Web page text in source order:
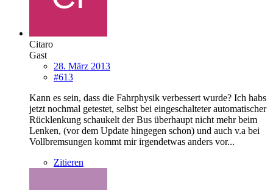
Citaro
Gast
28. März 2013
#613
Kann es sein, dass die Fahrphysik verbessert wurde? Ich habs
jetzt nochmal getestet, selbst bei eingeschalteter automatischer
Rücklenkung schaukelt der Bus überhaupt nicht mehr beim
Lenken, (vor dem Update hingegen schon) und auch v.a bei
Vollbremsungen kommt mir irgendetwas anders vor...
Zitieren